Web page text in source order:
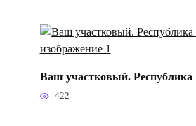
Ваш участковый.
422